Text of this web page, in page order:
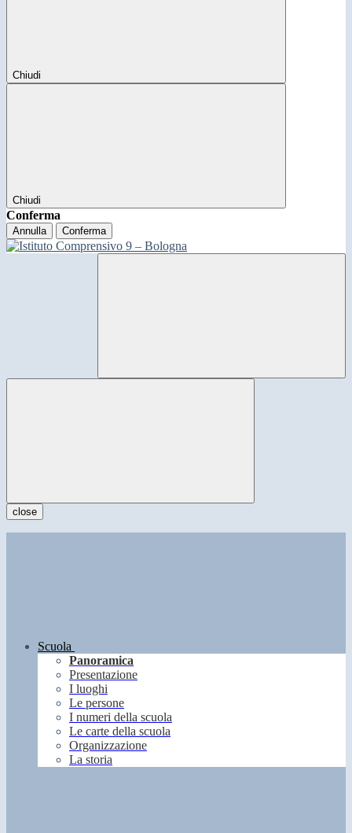
Chiudi
Chiudi
Conferma
Annulla Conferma
close
Scuola
Panoramica
Presentazione
I luoghi
Le persone
I numeri della scuola
Le carte della scuola
Organizzazione
La storia